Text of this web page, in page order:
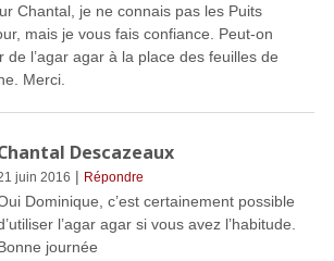
Chantal, je ne connais pas les Puits
mais je vous fais confiance. Peut-on
de l’agar agar à la place des feuilles de
Merci.
Descazeaux
juin 2016 | Répondre
Dominique, c’est certainement possible
l’agar agar si vous avez l’habitude.
journée